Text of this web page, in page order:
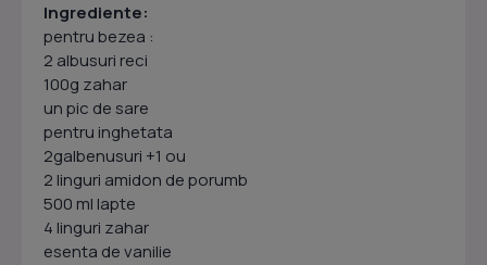
Ingrediente:
pentru bezea :
2 albusuri reci
100g zahar
un pic de sare
pentru inghetata
2galbenusuri +1 ou
2 linguri amidon de porumb
500 ml lapte
4 linguri zahar
esenta de vanilie